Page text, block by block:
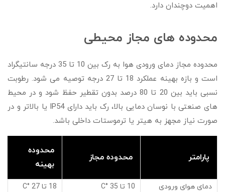
اهمیت دوچندان دارد.
محدوده های مجاز محیطی
محدوده مجاز دمای ورودی هوا به رک بین 10 تا 35 درجه سانتیگراد
است و بازه بهینه عملکرد 18 تا 27 درجه توصیه می شود. رطوبت
نسبی باید بین 20 تا 80 درصد بدون تقطیر حفظ شود و در محیط
های صنعتی با نوسان دمایی بالا، رک باید دارای IP54 یا بالاتر و در
صورت نیاز مجهز به هیتر یا ترموستات داخلی باشد.
پارامتر محدوده مجاز
محدوده
بهینه
دمای هوای ورودی 10 تا 35 °C 18 تا 27 °C